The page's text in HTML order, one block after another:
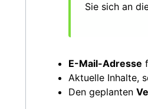
Sie sich an
E-Mail-Adresse
Aktuelle Inhalte,
Den geplanten